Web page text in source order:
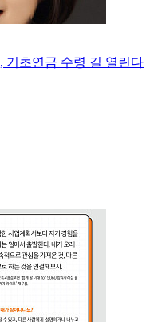
기초연금 수령 길 열린다